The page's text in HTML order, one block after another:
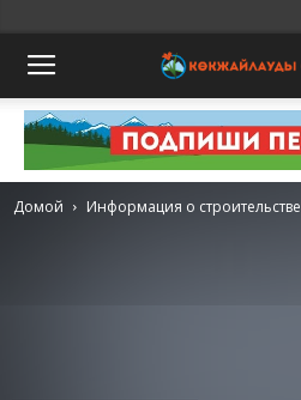
Домой Информация о строительстве